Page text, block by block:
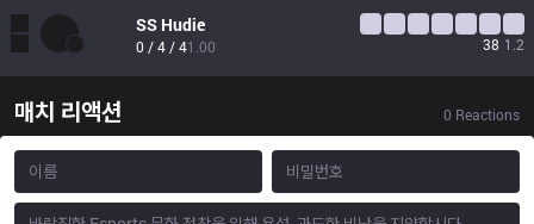
SS Hudie
0 / 4 / 41.00 38 1.2
매치 리액션 0 Reactions